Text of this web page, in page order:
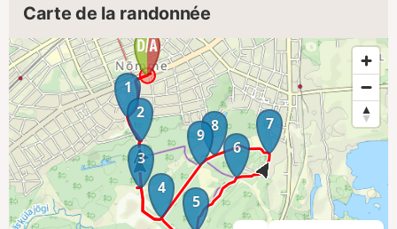
Carte de la randonnée
1
2
3
4
5
6
7
8
9